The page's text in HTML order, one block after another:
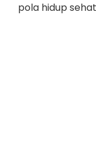
pola hidup